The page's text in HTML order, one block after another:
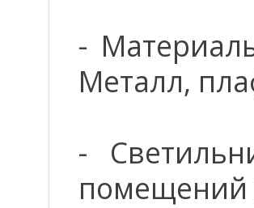
-
Металл,
-
помещений